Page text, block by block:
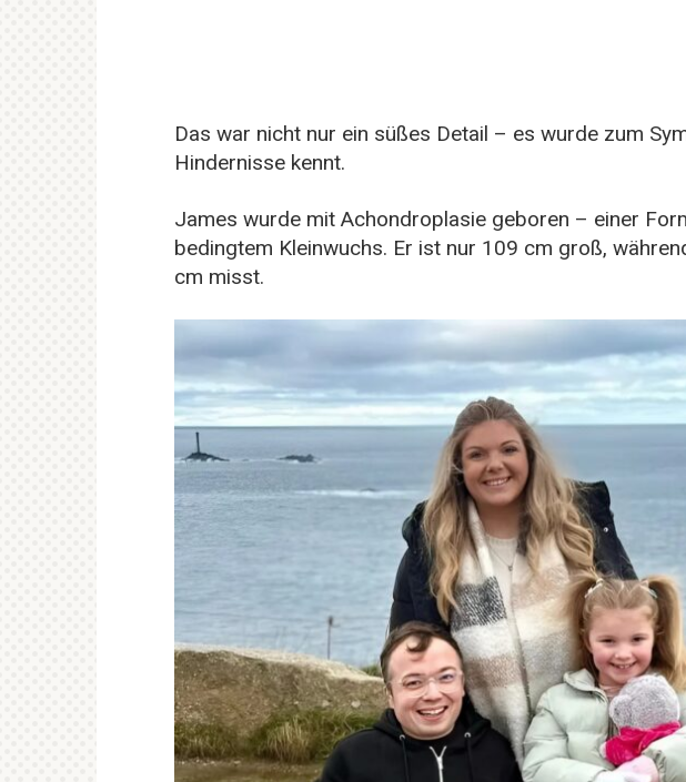
Das war nicht nur ein süßes Detail – es wurde zum
Hindernisse kennt.
James wurde mit Achondroplasie geboren – einer
bedingtem Kleinwuchs. Er ist nur 109 cm groß,
cm misst.